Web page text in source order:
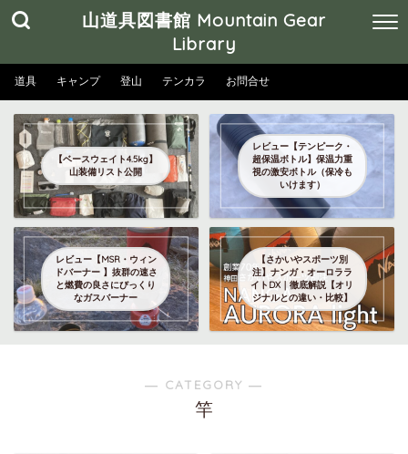
山道具図書館 Mountain Gear
Library
道具 キャンプ 登山 テンカラ お問合せ
【ベースウェイト4.5kg】
山装備リスト公開
レビュー【テンピーク・
超保温ボトル】保温力重
視の激安ボトル（保冷も
いけます）
レビュー【MSR・ウィン
ドバーナー 】抜群の速さ
と燃費の良さにびっくり
なガスバーナー
【さかいやスポーツ別
注】ナンガ・オーロララ
イトDX｜徹底解説【オリ
ジナルとの違い・比較】
― CATEGORY ―
竿